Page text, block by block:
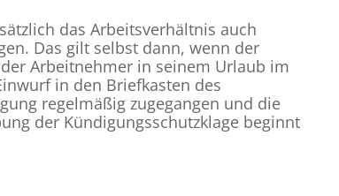
das Arbeitsverhältnis auch
Das gilt selbst dann, wenn der
Arbeitnehmer in seinem Urlaub im
in den Briefkasten des
regelmäßig zugegangen und die
der Kündigungsschutzklage beginnt